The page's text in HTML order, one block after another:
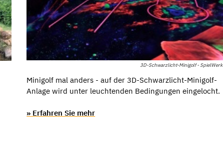
3D-Schwarzlicht-Minigolf - SpielWerk
Minigolf mal anders - auf der 3D-Schwarzlicht-Minigolf-
Anlage wird unter leuchtenden Bedingungen eingelocht.
» Erfahren Sie mehr